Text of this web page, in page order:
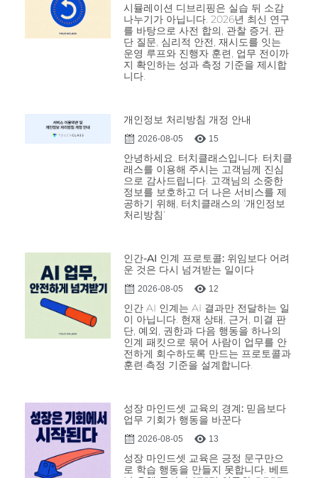
시뮬레이션 디브리핑은 실습 뒤 소감
나누기가 아닙니다. 2026년 최신 연구
를 바탕으로 사전 합의, 관찰 증거, 판
단 질문, 심리적 안전, 재시도를 잇는
운영 루프와 진행자 훈련, 업무 전이까
지 확인하는 성과 측정 기준을 제시합
니다.
개인정보 처리방침 개정 안내
2026-08-05 15
안녕하세요. 터치클래스입니다. 터치클
래스를 이용해 주시는 고객님께 진심
으로 감사드립니다. 고객님의 소중한
정보를 보호하고 더 나은 서비스를 제
공하기 위해, 터치클래스의 ‘개인정보
처리방침’
인간-AI 인계 프로토콜: 위임보다 어려
운 것은 다시 넘겨받는 일이다
2026-08-05 12
인간 AI 인계는 AI 결과만 전달하는 일
이 아닙니다. 현재 상태, 근거, 미결 판
단, 예외, 권한과 다음 행동을 하나의
인계 패킷으로 묶어 사람이 업무를 안
전하게 회수하도록 만드는 프로토콜과
훈련·측정 기준을 설계합니다.
성장 마인드셋 교육의 경계: 믿음보다
업무 기회가 행동을 바꾼다
2026-08-05 13
성장 마인드셋 교육은 긍정 문구만으
로 학습 행동을 만들지 못합니다. 베트